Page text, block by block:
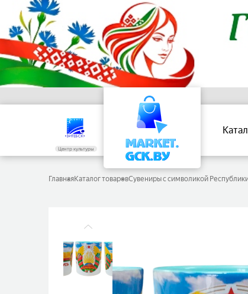
Центр культуры
Главная Каталог товаров Сувениры с символикой